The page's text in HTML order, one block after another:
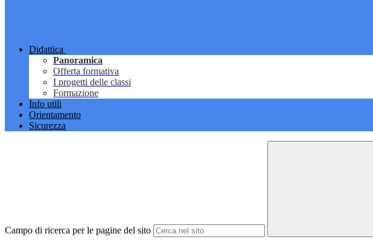
Didattica
Panoramica
Offerta formativa
I progetti delle classi
Formazione
Info utili
Orientamento
Sicurezza
Campo di ricerca per le pagine del sito